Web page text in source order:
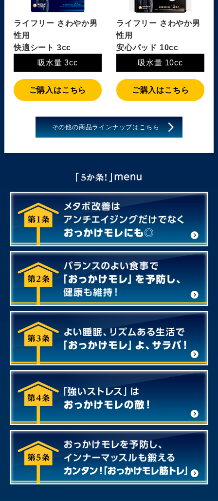
ライフリー さわやか男
性用
快適シート 3cc
吸水量 3cc
ご購入はこちら
ライフリー さわやか男
性用
安心パッド 10cc
吸水量 10cc
ご購入はこちら
その他の商品ラインナップはこちら